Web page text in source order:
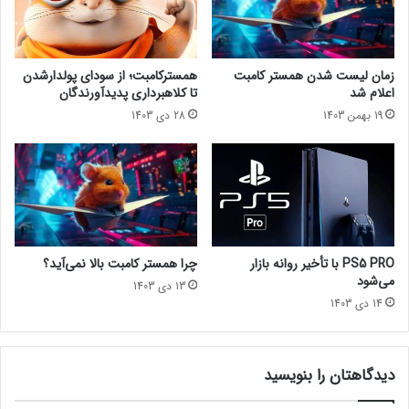
هوش مصنوعی چطور دنیای گیم رو عوض می‌کنه؟
تماشا از یوتیوب lastech پلاس
مجله خبری lastech
سریالنتفلیکسهنری کویلویچر
ر
ا
ب
ر
و
ر
ی
ب
ه
پ
ی
ا
ن
زمان لیست شدن همستر کامبت
اعلام شد
19 بهمن 1403
همسترکامبت؛ از سودای پولدارشدن
تا کلاهبرداری پدیدآورندگان
28 دی 1403
PS5 PRO با تأخیر روانه بازار
می‌شود
14 دی 1403
چرا همستر کامبت بالا نمی‌آید؟
13 دی 1403
دیدگاهتان را بنویسید